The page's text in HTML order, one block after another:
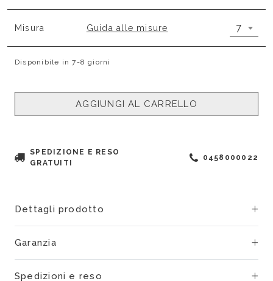
Misura Guida alle misure 7
Disponibile in 7-8 giorni
AGGIUNGI AL CARRELLO
SPEDIZIONE E RESO
GRATUITI
0458000022
Dettagli prodotto
Garanzia
Spedizioni e reso